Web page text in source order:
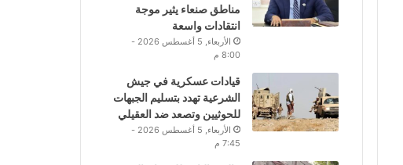
مناطق صنعاء يثير موجة
انتقادات واسعة
الأربعاء, 5 أغسطس 2026 -
8:00 م
قيادات عسكرية في جيش
الشرعية تهدد بتسليم الجبهات
للحوثيين وتصعد ضد العقيلي
الأربعاء, 5 أغسطس 2026 -
7:45 م